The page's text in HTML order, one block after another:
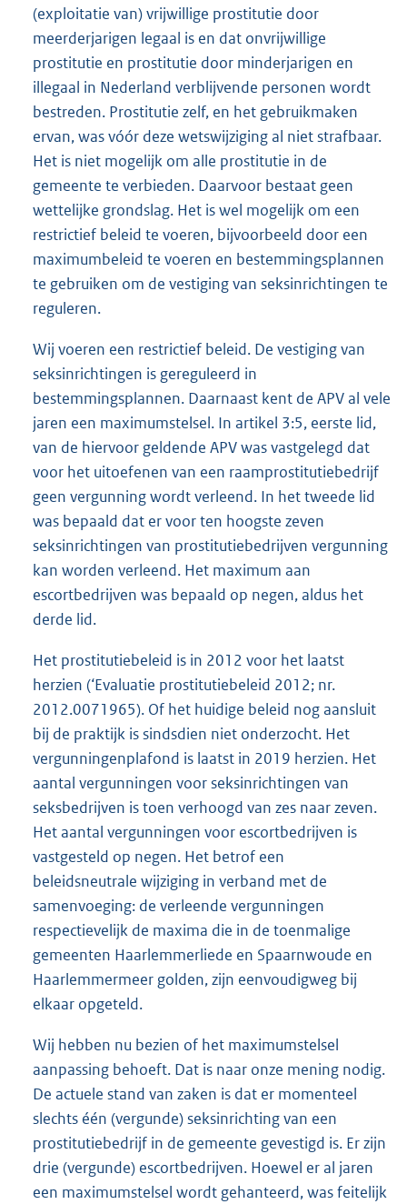
(exploitatie van) vrijwillige prostitutie door
meerderjarigen legaal is en dat onvrijwillige
prostitutie en prostitutie door minderjarigen en
illegaal in Nederland verblijvende personen wordt
bestreden. Prostitutie zelf, en het gebruikmaken
ervan, was vóór deze wetswijziging al niet strafbaar.
Het is niet mogelijk om alle prostitutie in de
gemeente te verbieden. Daarvoor bestaat geen
wettelijke grondslag. Het is wel mogelijk om een
restrictief beleid te voeren, bijvoorbeeld door een
maximumbeleid te voeren en bestemmingsplannen
te gebruiken om de vestiging van seksinrichtingen te
reguleren.
Wij voeren een restrictief beleid. De vestiging van
seksinrichtingen is gereguleerd in
bestemmingsplannen. Daarnaast kent de APV al vele
jaren een maximumstelsel. In artikel 3:5, eerste lid,
van de hiervoor geldende APV was vastgelegd dat
voor het uitoefenen van een raamprostitutiebedrijf
geen vergunning wordt verleend. In het tweede lid
was bepaald dat er voor ten hoogste zeven
seksinrichtingen van prostitutiebedrijven vergunning
kan worden verleend. Het maximum aan
escortbedrijven was bepaald op negen, aldus het
derde lid.
Het prostitutiebeleid is in 2012 voor het laatst
herzien (‘Evaluatie prostitutiebeleid 2012; nr.
2012.0071965). Of het huidige beleid nog aansluit
bij de praktijk is sindsdien niet onderzocht. Het
vergunningenplafond is laatst in 2019 herzien. Het
aantal vergunningen voor seksinrichtingen van
seksbedrijven is toen verhoogd van zes naar zeven.
Het aantal vergunningen voor escortbedrijven is
vastgesteld op negen. Het betrof een
beleidsneutrale wijziging in verband met de
samenvoeging: de verleende vergunningen
respectievelijk de maxima die in de toenmalige
gemeenten Haarlemmerliede en Spaarnwoude en
Haarlemmermeer golden, zijn eenvoudigweg bij
elkaar opgeteld.
Wij hebben nu bezien of het maximumstelsel
aanpassing behoeft. Dat is naar onze mening nodig.
De actuele stand van zaken is dat er momenteel
slechts één (vergunde) seksinrichting van een
prostitutiebedrijf in de gemeente gevestigd is. Er zijn
drie (vergunde) escortbedrijven. Hoewel er al jaren
een maximumstelsel wordt gehanteerd, was feitelijk